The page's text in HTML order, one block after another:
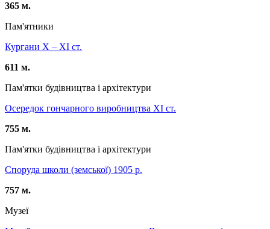
365 м.
Пам'ятники
Кургани Х – ХІ ст.
611 м.
Пам'ятки будівництва і архітектури
Осередок гончарного виробництва ХІ ст.
755 м.
Пам'ятки будівництва і архітектури
Споруда школи (земської) 1905 р.
757 м.
Музеї